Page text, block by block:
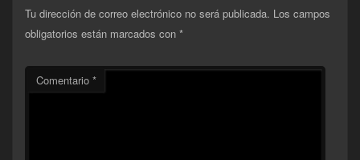
Tu dirección de correo electrónico no será publicada. Los campos
obligatorios están marcados con *
Comentario *